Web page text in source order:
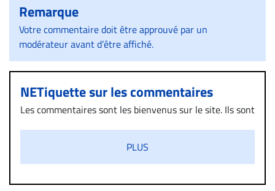
Remarque
Votre commentaire doit être approuvé par un
modérateur avant d’être affiché.
NETiquette sur les commentaires
Les commentaires sont les bienvenus sur le site. Ils sont
diffamatoire. Si malgré cette politique de modération,
un commentaire publié sur le site vous dérange, prenez
immédiatement contact par courriel (info@droit-
PLUS